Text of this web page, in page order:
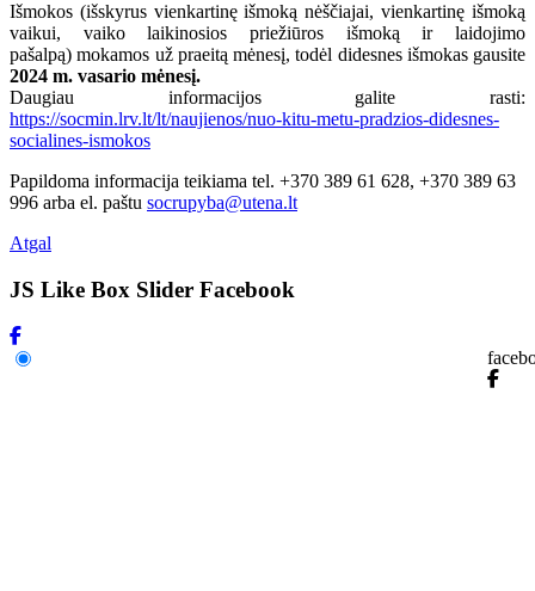
Išmokos (išskyrus vienkartinę išmoką nėščiajai, vienkartinę išmoką
vaikui, vaiko laikinosios priežiūros išmoką ir laidojimo
pašalpą) mokamos už praeitą mėnesį, todėl didesnes išmokas gausite
2024 m. vasario mėnesį.
Daugiau informacijos galite rasti:
https://socmin.lrv.lt/lt/naujienos/nuo-kitu-metu-pradzios-didesnes-
socialines-ismokos
Papildoma informacija teikiama tel. +370 389 61 628, +370 389 63
996 arba el. paštu socrupyba@utena.lt
Atgal
JS Like Box Slider Facebook